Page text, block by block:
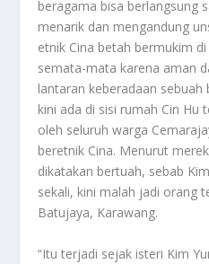
beragama bisa berlangsung
menarik dan mengandung
etnik Cina betah bermukim
semata-mata karena aman
lantaran keberadaan
kini ada di sisi rumah Cin
oleh seluruh warga
beretnik Cina. Menurut
dikatakan bertuah, sebab
sekali, kini malah jadi orang
Batujaya, Karawang.
“Itu terjadi sejak isteri Kim